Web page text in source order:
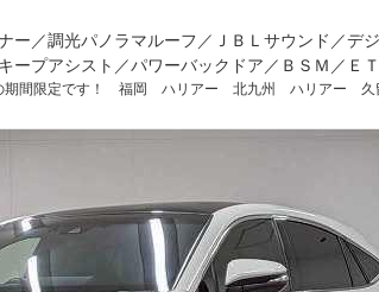
／調光パノラマルーフ／ＪＢＬサウンド／デ
ープアシスト／パワーバックドア／ＢＳＭ／ＥＴ
期間限定です！ 福岡 ハリアー 北九州 ハリアー